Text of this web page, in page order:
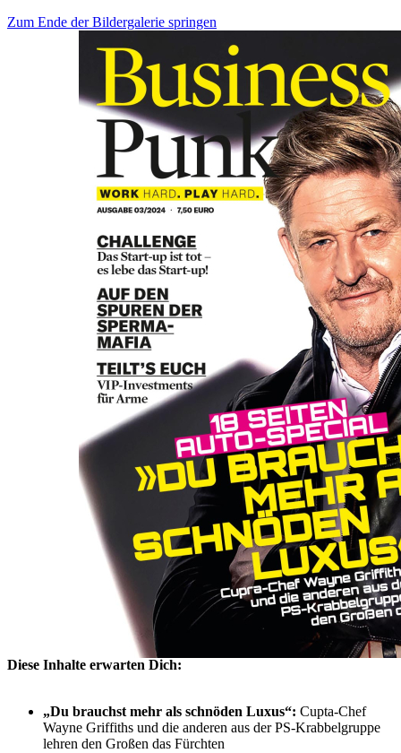
Zum Ende der Bildergalerie springen
Zum Anfang der Bildergalerie springen
BUSINESS PUNK 2024/03
Sofort lieferbar
inkl. MwSt.
5,99 € Sofort lieferbar Print 7,50 € Sofort
Diese Inhalte erwarten Dich:
„Du brauchst mehr als schnöden Luxus“: Cupta-Chef
Wayne Griffiths und die anderen aus der PS-Krabbelgruppe
lehren den Großen das Fürchten